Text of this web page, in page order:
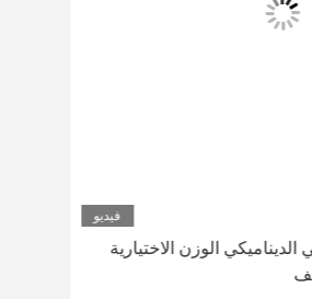
فيديو
الديناميكي الوزن الاختيارية